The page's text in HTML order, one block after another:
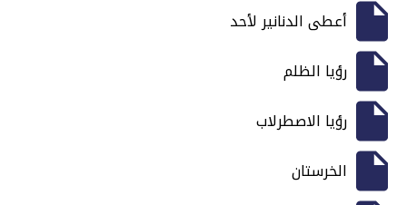
أعطى الدنانير لأحد
رؤيا الظلم
رؤيا الاصطرلاب
الخرستان